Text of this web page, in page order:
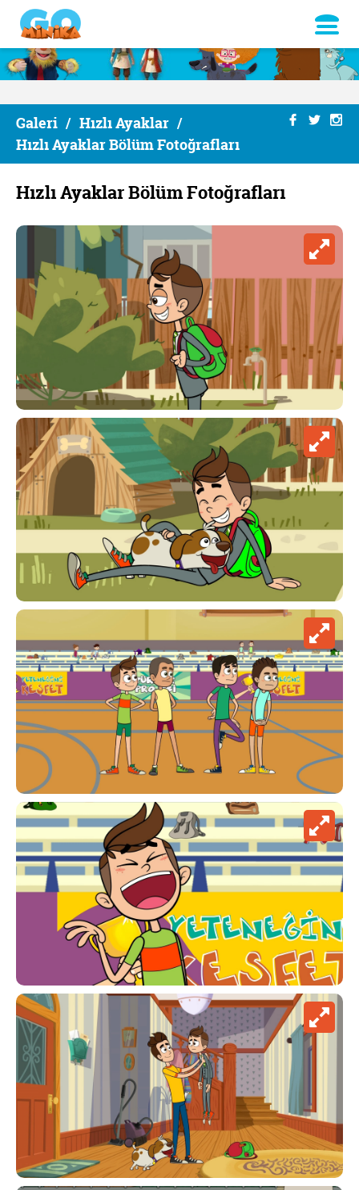
Galeri / Hızlı Ayaklar /
Hızlı Ayaklar Bölüm Fotoğrafları
Hızlı Ayaklar Bölüm Fotoğrafları